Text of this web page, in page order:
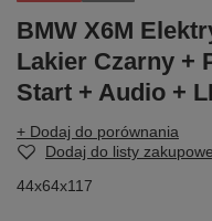
BMW X6M
Lakier Czarny +
Start + Audio +
+ Dodaj do porównania
Dodaj do listy
44x64x117